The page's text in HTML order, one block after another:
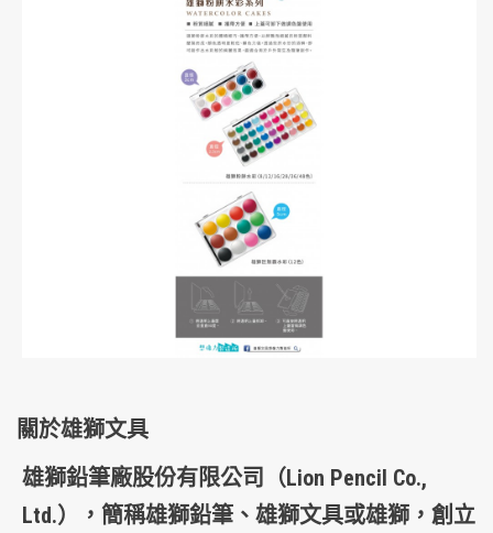
關於雄獅文具
雄獅鉛筆廠股份有限公司
（Lion Pencil Co.,
Ltd.），簡稱雄獅鉛筆 、 雄獅文具或雄獅 ，創立